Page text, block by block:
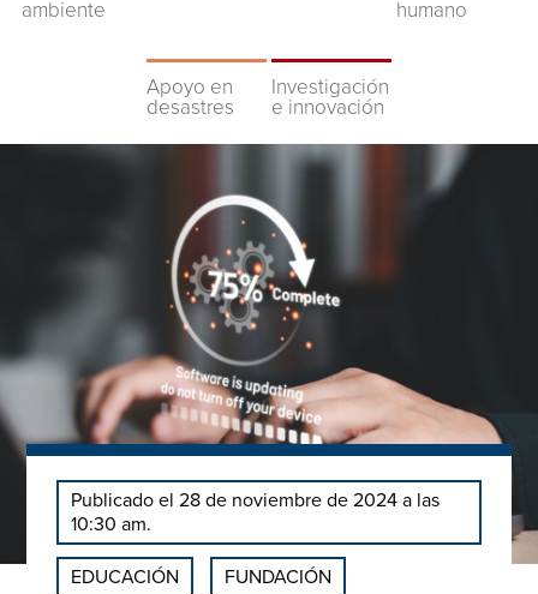
ambiente
humano
Apoyo en
desastres
Investigación
e innovación
Publicado el 28 de noviembre de 2024 a las
10:30 am.
EDUCACIÓN FUNDACIÓN